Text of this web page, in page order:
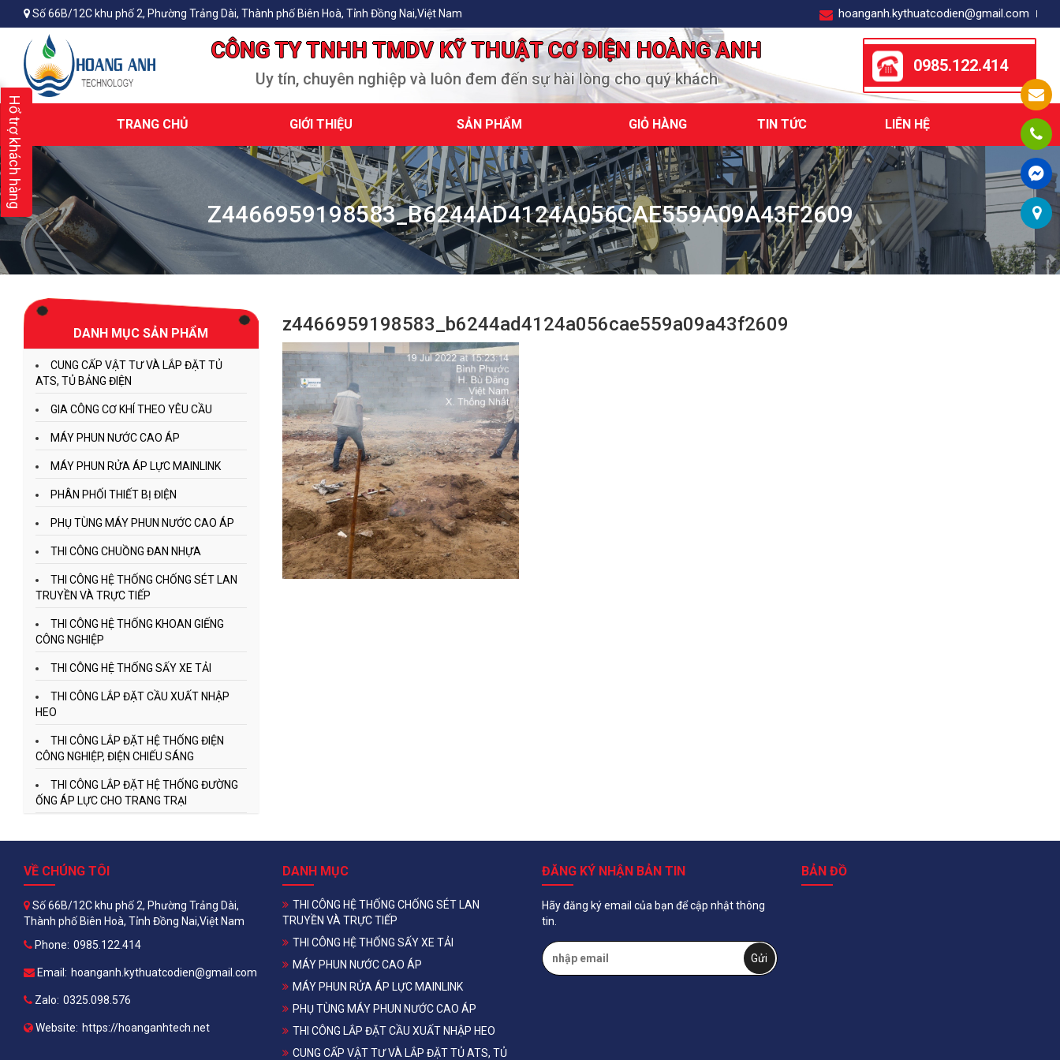
Số 66B/12C khu phố 2, Phường Trảng Dài, Thành phố Biên Hoà, Tỉnh Đồng Nai,Việt Nam hoanganh.kythuatcodien@gmail.com
CÔNG TY TNHH TMDV KỸ THUẬT CƠ ĐIỆN HOÀNG ANH
Uy tín, chuyên nghiệp và luôn đem đến sự hài lòng cho quý khách
0985.122.414
TRANG CHỦ GIỚI THIỆU SẢN PHẨM GIỎ HÀNG TIN TỨC LIÊN HỆ
Z4466959198583_B6244AD4124A056CAE559A09A43F2609
DANH MỤC SẢN PHẨM
CUNG CẤP VẬT TƯ VÀ LẮP ĐẶT TỦ
ATS, TỦ BẢNG ĐIỆN
GIA CÔNG CƠ KHÍ THEO YÊU CẦU
MÁY PHUN NƯỚC CAO ÁP
MÁY PHUN RỬA ÁP LỰC MAINLINK
PHÂN PHỐI THIẾT BỊ ĐIỆN
PHỤ TÙNG MÁY PHUN NƯỚC CAO ÁP
THI CÔNG CHUỒNG ĐAN NHỰA
THI CÔNG HỆ THỐNG CHỐNG SÉT LAN
TRUYỀN VÀ TRỰC TIẾP
THI CÔNG HỆ THỐNG KHOAN GIẾNG
CÔNG NGHIỆP
THI CÔNG HỆ THỐNG SẤY XE TẢI
THI CÔNG LẮP ĐẶT CẦU XUẤT NHẬP
HEO
THI CÔNG LẮP ĐẶT HỆ THỐNG ĐIỆN
CÔNG NGHIỆP, ĐIỆN CHIẾU SÁNG
THI CÔNG LẮP ĐẶT HỆ THỐNG ĐƯỜNG
ỐNG ÁP LỰC CHO TRANG TRẠI
z4466959198583_b6244ad4124a056cae559a09a43f2609
VỀ CHÚNG TÔI
Số 66B/12C khu phố 2, Phường Trảng Dài,
Thành phố Biên Hoà, Tỉnh Đồng Nai,Việt Nam
Phone: 0985.122.414
Email: hoanganh.kythuatcodien@gmail.com
Zalo: 0325.098.576
Website: https://hoanganhtech.net
DANH MỤC
THI CÔNG HỆ THỐNG CHỐNG SÉT LAN
TRUYỀN VÀ TRỰC TIẾP
THI CÔNG HỆ THỐNG SẤY XE TẢI
MÁY PHUN NƯỚC CAO ÁP
MÁY PHUN RỬA ÁP LỰC MAINLINK
PHỤ TÙNG MÁY PHUN NƯỚC CAO ÁP
THI CÔNG LẮP ĐẶT CẦU XUẤT NHẬP HEO
CUNG CẤP VẬT TƯ VÀ LẮP ĐẶT TỦ ATS, TỦ
ĐĂNG KÝ NHẬN BẢN TIN
Hãy đăng ký email của bạn để cập nhật thông
tin.
BẢN ĐỒ
Hổ trợ khách hàng